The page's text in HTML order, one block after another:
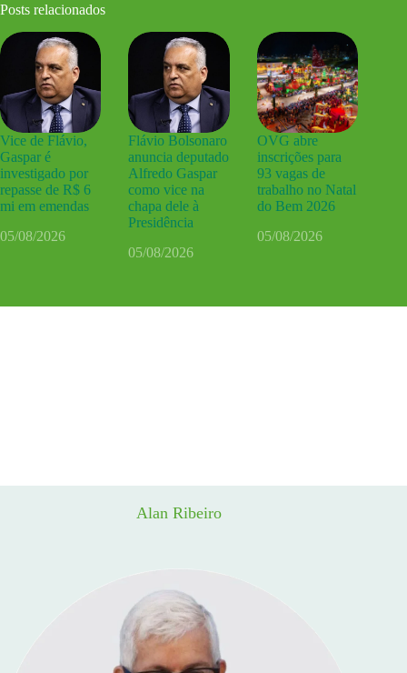
Posts relacionados
Vice de Flávio,
Gaspar é
investigado por
repasse de R$ 6
mi em emendas
05/08/2026
Flávio Bolsonaro
anuncia deputado
Alfredo Gaspar
como vice na
chapa dele à
Presidência
05/08/2026
OVG abre
inscrições para
93 vagas de
trabalho no Natal
do Bem 2026
05/08/2026
Alan Ribeiro